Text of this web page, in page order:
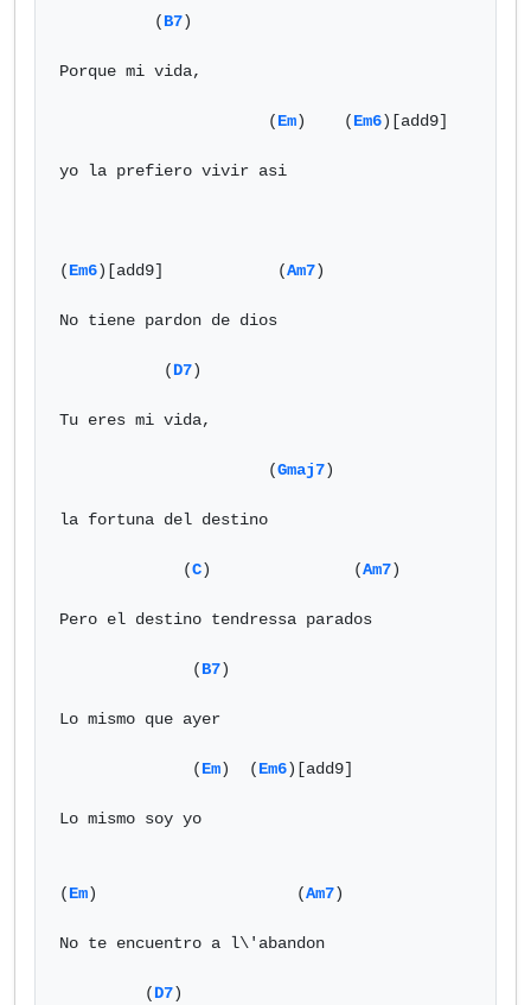
          (
B7)
Porque mi vida,
                      (
Em)    (Em6)[add9]
yo la prefiero vivir asi
(Em6)[add9]            (Am7)
No tiene pardon de dios
           (
D7)
Tu eres mi vida,
                      (
Gmaj7)
la fortuna del destino
             (
C)               (Am7)
Pero el destino tendressa parados
              (
B7)
Lo mismo que ayer
              (
Em)  (Em6)[add9]
Lo mismo soy yo
(Em)                     (Am7)
No te encuentro a l\'abandon
         (
D7)